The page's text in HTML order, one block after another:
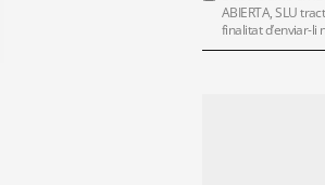
ABIERTA, SLU
finalitat d’enviar-li